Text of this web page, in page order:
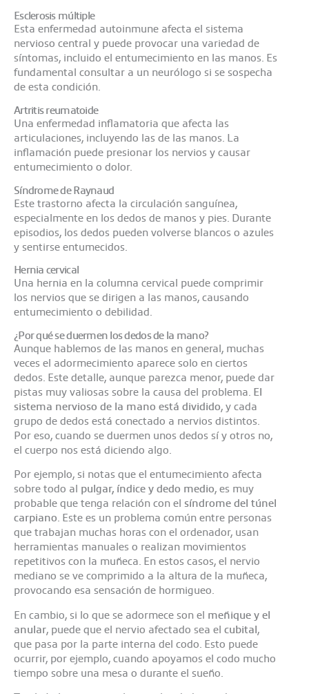
Esclerosis múltiple
Esta enfermedad autoinmune afecta el sistema
nervioso central y puede provocar una variedad de
síntomas, incluido el entumecimiento en las manos. Es
fundamental consultar a un neurólogo si se sospecha
de esta condición.​
Artritis reumatoide
Una enfermedad inflamatoria que afecta las
articulaciones, incluyendo las de las manos. La
inflamación puede presionar los nervios y causar
entumecimiento o dolor.​
Síndrome de Raynaud
Este trastorno afecta la circulación sanguínea,
especialmente en los dedos de manos y pies. Durante
episodios, los dedos pueden volverse blancos o azules
y sentirse entumecidos.​
Hernia cervical
Una hernia en la columna cervical puede comprimir
los nervios que se dirigen a las manos, causando
entumecimiento o debilidad.​
¿Por qué se duermen los dedos de la mano?
Aunque hablemos de las manos en general, muchas
veces el adormecimiento aparece solo en ciertos
dedos. Este detalle, aunque parezca menor, puede dar
pistas muy valiosas sobre la causa del problema. El
sistema nervioso de la mano está dividido, y cada
grupo de dedos está conectado a nervios distintos.
Por eso, cuando se duermen unos dedos sí y otros no,
el cuerpo nos está diciendo algo.
Por ejemplo, si notas que el entumecimiento afecta
sobre todo al pulgar, índice y dedo medio, es muy
probable que tenga relación con el síndrome del túnel
carpiano. Este es un problema común entre personas
que trabajan muchas horas con el ordenador, usan
herramientas manuales o realizan movimientos
repetitivos con la muñeca. En estos casos, el nervio
mediano se ve comprimido a la altura de la muñeca,
provocando esa sensación de hormigueo.
En cambio, si lo que se adormece son el meñique y el
anular, puede que el nervio afectado sea el cubital,
que pasa por la parte interna del codo. Esto puede
ocurrir, por ejemplo, cuando apoyamos el codo mucho
tiempo sobre una mesa o durante el sueño.